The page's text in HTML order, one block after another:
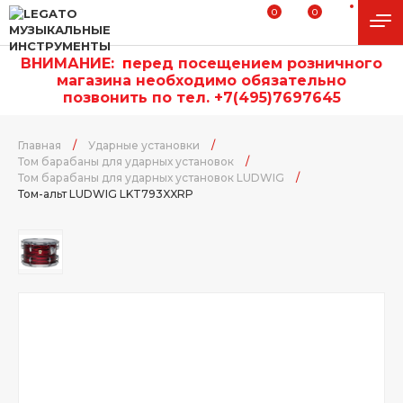
0 0
ВНИМАНИЕ: перед посещением розничного
магазина необходимо обязательно
позвонить по тел. +7(495)7697645
Главная / Ударные установки
/
Том барабаны для ударных установок
/
Том барабаны для ударных установок LUDWIG
/
Том-альт LUDWIG LKT793XXRP